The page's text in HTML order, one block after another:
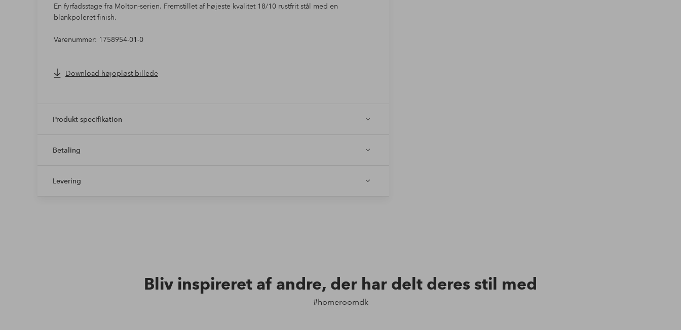
En fyrfadsstage fra Molton-serien. Fremstillet af højeste kvalitet 18/10 rustfrit stål med en
blankpoleret finish.
Varenummer: 1758954-01-0
Download højopløst billede
Produkt specifikation
Betaling
Levering
Bliv inspireret af andre, der har delt deres stil med
#homeroomdk